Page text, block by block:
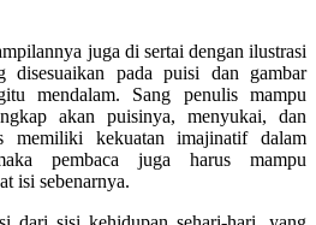
juga di sertai dengan ilustrasi
disesuaikan pada puisi dan gambar
mendalam. Sang penulis mampu
akan puisinya, menyukai, dan
memiliki kekuatan imajinatif dalam
pembaca juga harus mampu
isi sebenarnya.